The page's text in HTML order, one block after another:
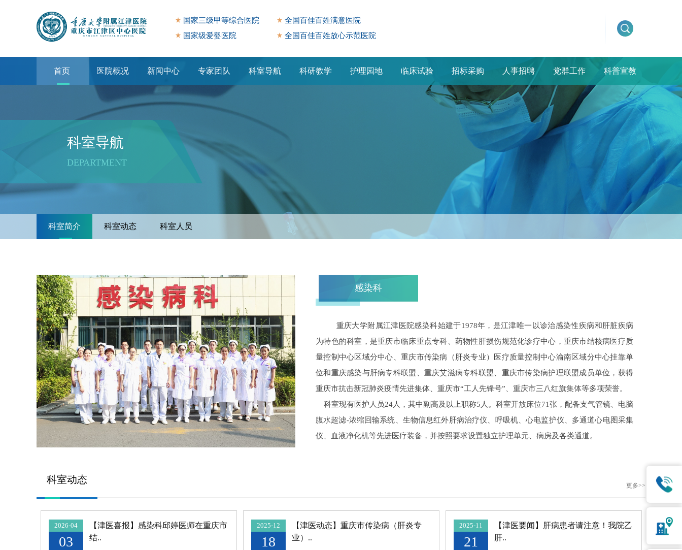
国家三级甲等综合医院
全国百佳百姓满意医院
国家级爱婴医院
全国百佳百姓放心示范医院
首页 医院概况 新闻中心 专家团队 科室导航 科研教学 护理园地 临床试验 招标采购 人事招聘 党群工作 科普宣教
科室导航
DEPARTMENT
科室简介 科室动态 科室人员
感染科
重庆大学附属江津医院感染科始建于1978年，是江津唯一以诊治感染性疾病和肝脏疾病
为特色的科室，是重庆市临床重点专科、药物性肝损伤规范化诊疗中心，重庆市结核病医疗质
量控制中心区域分中心、重庆市传染病（肝炎专业）医疗质量控制中心渝南区域分中心挂靠单
位和重庆感染与肝病专科联盟、重庆艾滋病专科联盟、重庆市传染病护理联盟成员单位，获得
重庆市抗击新冠肺炎疫情先进集体、重庆市“工人先锋号”、重庆市三八红旗集体等多项荣誉。
科室现有医护人员24人，其中副高及以上职称5人。科室开放床位71张，配备支气管镜、电脑
腹水超滤-浓缩回输系统、生物信息红外肝病治疗仪、呼吸机、心电监护仪、多通道心电图采集
仪、血液净化机等先进医疗装备，并按照要求设置独立护理单元、病房及各类通道。
破伤风、感染性休克、肺结核大咯血等危重症的抢救和新型感染性疾病诊疗救治，在艾滋病、
咨询电话：023-47520917
科室动态
更多>>
2026-04
03
【津医喜报】感染科邱婷医师在重庆市
结..
2025-12
18
【津医动态】重庆市传染病（肝炎专
业）..
2025-11
21
【津医要闻】肝病患者请注意！我院乙
肝..